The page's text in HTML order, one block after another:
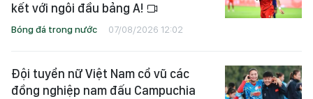
kết với ngôi đầu bảng A!
Bóng đá trong nước 07/08/2026 12:02
Đội tuyển nữ Việt Nam cổ vũ các
đồng nghiệp nam đấu Campuchia